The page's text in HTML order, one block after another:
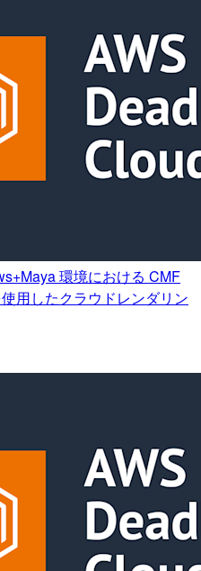
環境における CMF
用したクラウドレンダリン